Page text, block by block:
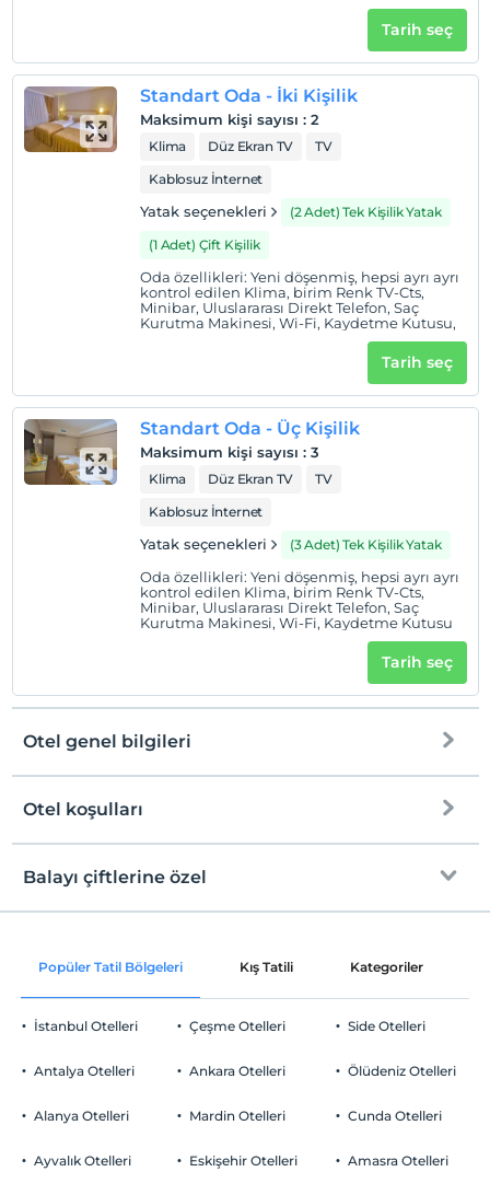
Odalarda sigara içilmez
Çocuklar
2 yaşına kadar olan bebekler ücretsizdir.
Her bir oda için 6 yaşına kadar 1 çocuk ücretsizdir
Tarih seç
Standart Oda - İki Kişilik
Maksimum kişi sayısı : 2
Klima Düz Ekran TV
TV
Kablosuz İnternet
Yatak seçenekleri
(2 Adet) Tek Kişilik Yatak
(1 Adet) Çift Kişilik
Oda özellikleri: Yeni döşenmiş, hepsi ayrı ayrı
kontrol edilen Klima, birim Renk TV-Cts,
Minibar, Uluslararası Direkt Telefon, Saç
Kurutma Makinesi, Wi-Fi, Kaydetme Kutusu,
Tarih seç
Standart Oda - Üç Kişilik
Maksimum kişi sayısı : 3
Klima Düz Ekran TV
TV
Kablosuz İnternet
Yatak seçenekleri (3 Adet) Tek Kişilik Yatak
Oda özellikleri: Yeni döşenmiş, hepsi ayrı ayrı
kontrol edilen Klima, birim Renk TV-Cts,
Minibar, Uluslararası Direkt Telefon, Saç
Kurutma Makinesi, Wi-Fi, Kaydetme Kutusu
Tarih seç
Otel genel bilgileri
Ücretsiz Wi-fi
Ortak Alanlar
Asansör
Odalar
Sigara içilmeyen odalar
Otel koşulları
Check/in
En erken saat 14:00 ve sonrası
Check/out
Evcil Hayvan
Sigara
Çocuklar
Her bir oda için 6 yaşına kadar 1 çocuk ücretsizdir
Balayı çiftlerine özel
Oda süslemesi
Popüler Tatil Bölgeleri Kış Tatili Kategoriler
İstanbul Otelleri
Antalya Otelleri
Alanya Otelleri
Ayvalık Otelleri
Çeşme Otelleri
Ankara Otelleri
Mardin Otelleri
Eskişehir Otelleri
Side Otelleri
Ölüdeniz Otelleri
Cunda Otelleri
Amasra Otelleri